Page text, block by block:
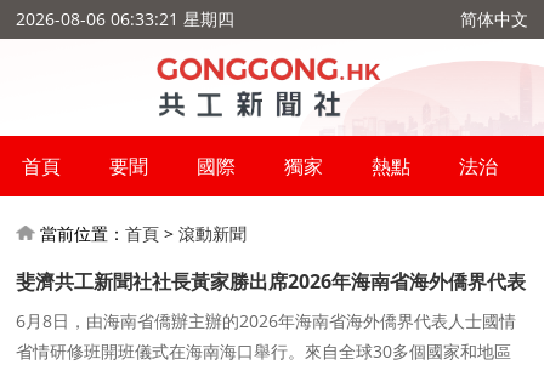
2026-08-06 06:33:21 星期四 简体中文
首頁 要聞 國際 獨家 熱點 法治
當前位置：首頁 >滾動新聞
斐濟共工新聞社社長黃家勝出席2026年海南省海外僑界代表
人士國情省情研修班
6月8日，由海南省僑辦主辦的2026年海南省海外僑界代表人士國情
省情研修班開班儀式在海南海口舉行。來自全球30多個國家和地區